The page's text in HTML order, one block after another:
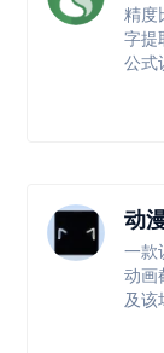
精度
字提
公式
动
一款
动画
及该